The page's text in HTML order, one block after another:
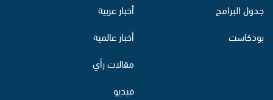
جدول البرامج
بودكاست
أخبار عربية
أخبار عالمية
مقالات رأي
فيديو